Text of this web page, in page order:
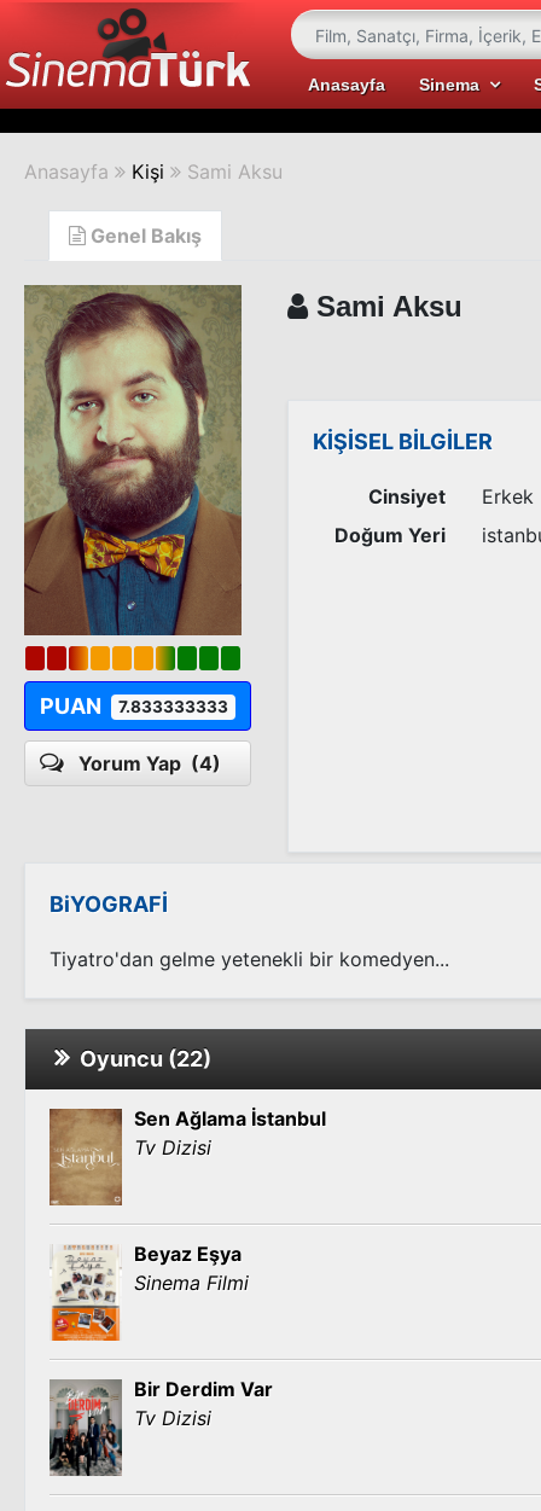
Anasayfa Sinema
Anasayfa Kişi Sami Aksu
Genel Bakış
PUAN 7.833333333
Yorum Yap (4)
Sami Aksu
KİŞİSEL BİLGİLER
Cinsiyet
Erkek
Doğum Yeri
BiYOGRAFİ
Tiyatro'dan gelme yetenekli bir komedyen...
Oyuncu (22)
Sen Ağlama İstanbul
Tv Dizisi
Beyaz Eşya
Sinema Filmi
Bir Derdim Var
Tv Dizisi